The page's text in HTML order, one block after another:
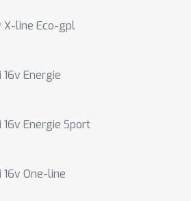
X-line Eco-gpl
Energie
Energie Sport
16v One-line